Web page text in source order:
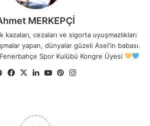
MERKEPÇİ
cezaları ve sigorta uyuşmazlıkları
yapan, dünyalar güzeli Asel'in babası.
Spor Kulübü Kongre Üyesi
Web Facebook
X LinkedIn
YouTubePinterest